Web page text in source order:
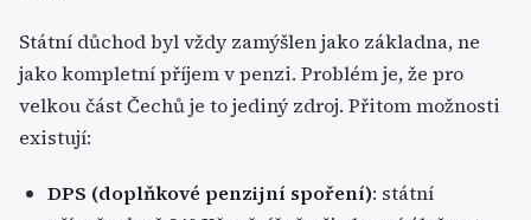
Státní důchod byl vždy zamýšlen jako základna, ne
jako kompletní příjem v penzi. Problém je, že pro
velkou část Čechů je to jediný zdroj. Přitom možnosti
existují:
DPS (doplňkové penzijní spoření): státní